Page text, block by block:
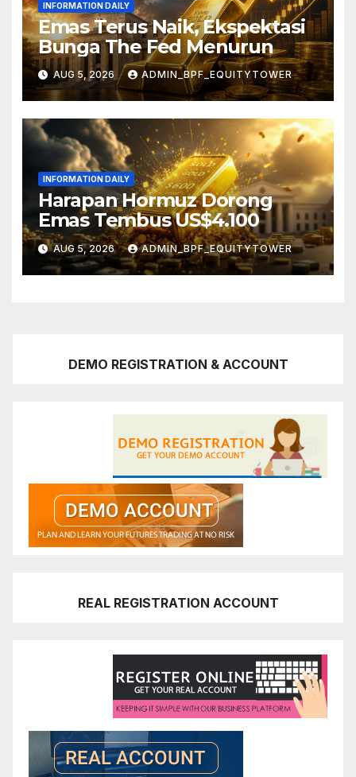
INFORMATION DAILY
Emas Terus Naik, Ekspektasi
Bunga The Fed Menurun
AUG 5, 2026 ADMIN_BPF_EQUITYTOWER
INFORMATION DAILY
Harapan Hormuz Dorong
Emas Tembus US$4.100
AUG 5, 2026 ADMIN_BPF_EQUITYTOWER
DEMO REGISTRATION & ACCOUNT
REAL REGISTRATION ACCOUNT